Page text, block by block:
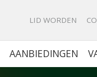
LID WORDEN
AANBIEDINGEN